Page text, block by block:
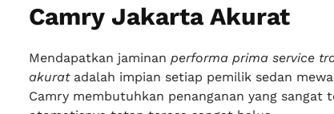
Camry Jakarta Akurat
Mendapatkan jaminan performa prima service
akuratadalah impian setiap pemilik sedan
Camry membutuhkan penanganan yang sangat